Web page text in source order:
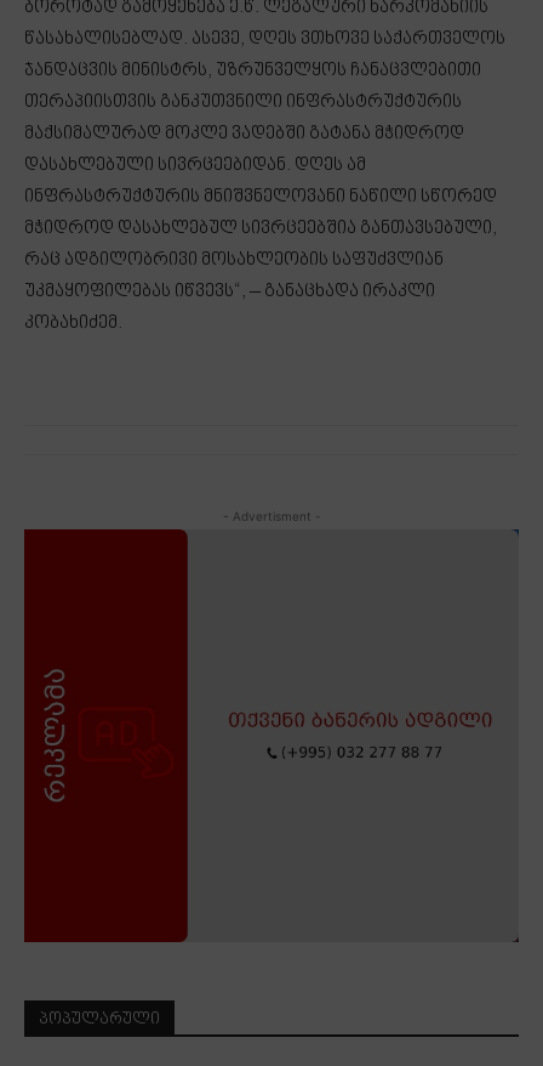
ბოროტად გამოყენება ე.წ. ლეგალური ნარკომანიის
წასახალისებლად. ასევე, დღეს ვთხოვე საქართველოს
ჯანდაცვის მინისტრს, უზრუნველყოს ჩანაცვლებითი
თერაპიისთვის განკუთვნილი ინფრასტრუქტურის
მაქსიმალურად მოკლე ვადებში გატანა მჭიდროდ
დასახლებული სივრცეებიდან. დღეს ამ
ინფრასტრუქტურის მნიშვნელოვანი ნაწილი სწორედ
მჭიდროდ დასახლებულ სივრცეებშია განთავსებული,
რაც ადგილობრივი მოსახლეობის საფუძვლიან
უკმაყოფილებას იწვევს“, – განაცხადა ირაკლი
კობახიძემ.
- Advertisment -
ᲞᲝᲞᲣᲚᲐᲠᲣᲚᲘ